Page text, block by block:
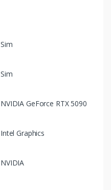
Sim
Sim
NVIDIA GeForce RTX 5090
Intel Graphics
NVIDIA